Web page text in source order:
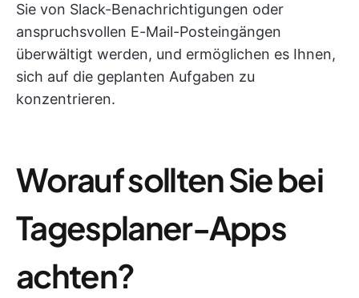
Sie von Slack-Benachrichtigungen oder
anspruchsvollen E-Mail-Posteingängen
überwältigt werden, und ermöglichen es Ihnen,
sich auf die geplanten Aufgaben zu
konzentrieren.
Worauf sollten Sie bei
Tagesplaner-Apps
achten?